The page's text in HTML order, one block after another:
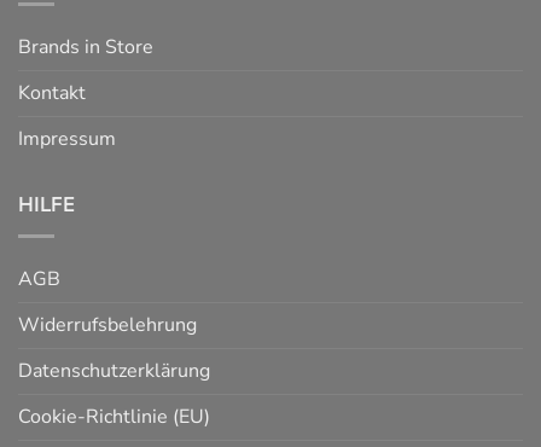
Brands in Store
Kontakt
Impressum
HILFE
AGB
Widerrufsbelehrung
Datenschutzerklärung
Cookie-Richtlinie (EU)